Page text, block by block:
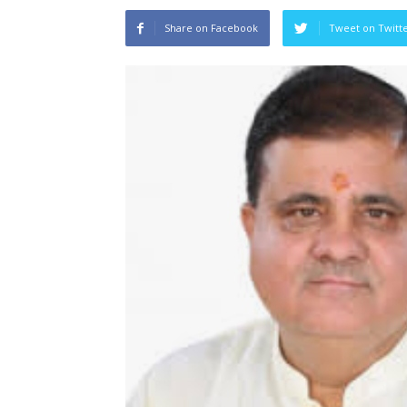
Share on Facebook Tweet on